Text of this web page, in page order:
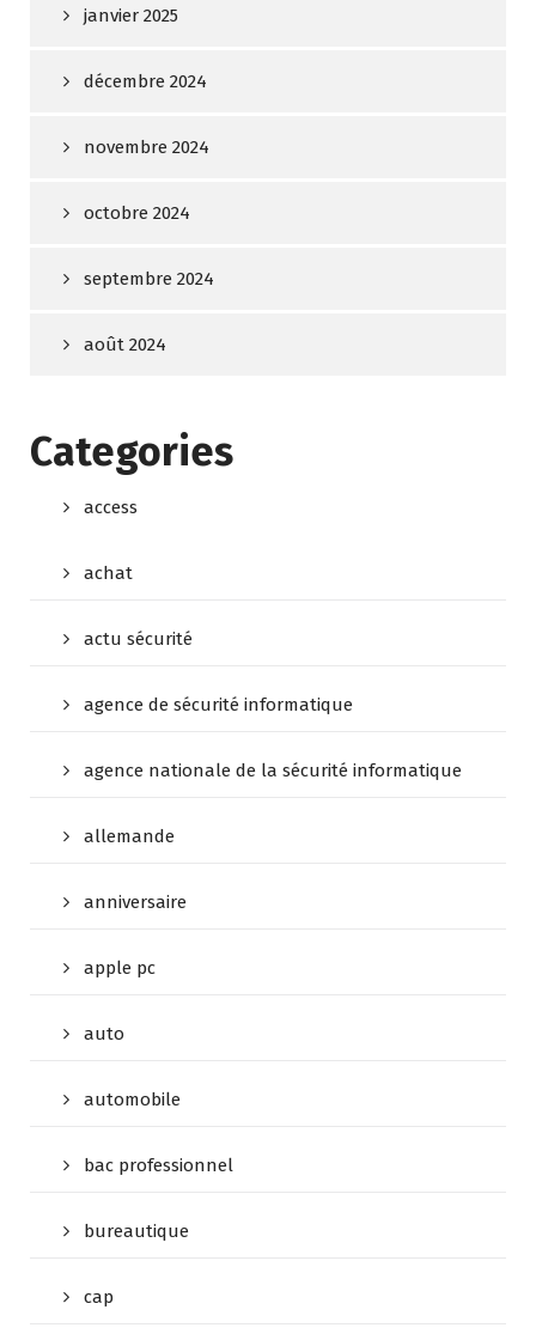
janvier 2025
décembre 2024
novembre 2024
octobre 2024
septembre 2024
août 2024
Categories
access
achat
actu sécurité
agence de sécurité informatique
agence nationale de la sécurité informatique
allemande
anniversaire
apple pc
auto
automobile
bac professionnel
bureautique
cap